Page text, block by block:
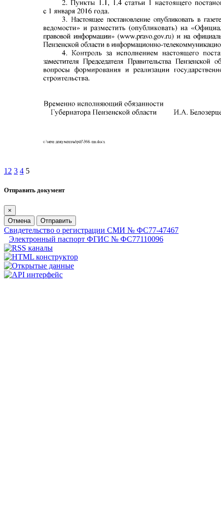
1 2 3 4 5
Отправить документ
×
Отмена
Отправить
Свидетельство о регистрации СМИ № ФС77-47467
Электронный паспорт ФГИС № ФС77110096